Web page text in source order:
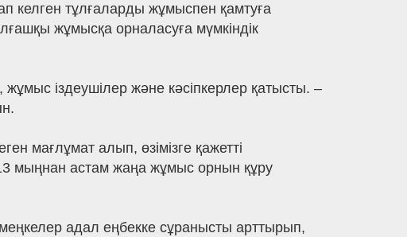
келген тұлғаларды жұмыспен қамтуға
жұмысқа орналасуға мүмкіндік
іздеушілер және кәсіпкерлер қатысты. –
мағлұмат алып, өзімізге қажетті
мыңнан астам жаңа жұмыс орнын құру
адал еңбекке сұранысты арттырып,